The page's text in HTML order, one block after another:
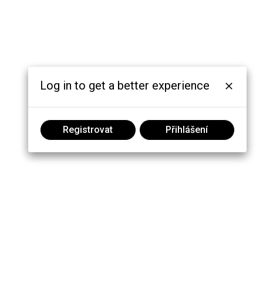
Log in to get a better experience
Registrovat Přihlášení